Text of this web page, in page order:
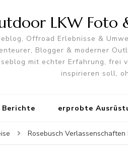
LKW Foto
Offroad Erlebnisse &
Blogger & moderner
mit echter Erfahrung, frei
inspirieren soll,
Berichte erprobte
Rosebusch Verlassenschaften